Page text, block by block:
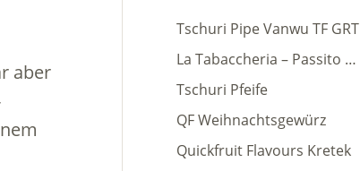
aber
Tschuri Pipe Vanwu TF GRT
La Tabaccheria – Passito …
Tschuri Pfeife
QF Weihnachtsgewürz
Quickfruit Flavours Kretek